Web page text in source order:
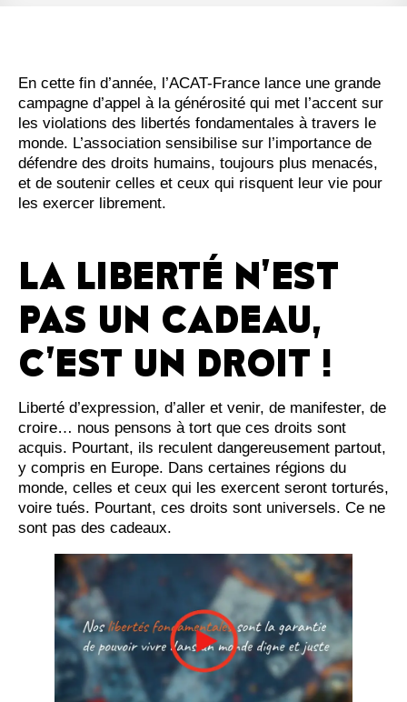
En cette fin d’année, l’ACAT-France lance une grande
campagne d’appel à la générosité qui met l’accent sur
les violations des libertés fondamentales à travers le
monde. L’association sensibilise sur l’importance de
défendre des droits humains, toujours plus menacés,
et de soutenir celles et ceux qui risquent leur vie pour
les exercer librement.
LA LIBERTÉ N’EST
PAS UN CADEAU,
C’EST UN DROIT !
Liberté d’expression, d’aller et venir, de manifester, de
croire… nous pensons à tort que ces droits sont
acquis. Pourtant, ils reculent dangereusement partout,
y compris en Europe. Dans certaines régions du
monde, celles et ceux qui les exercent seront torturés,
voire tués. Pourtant, ces droits sont universels. Ce ne
sont pas des cadeaux.